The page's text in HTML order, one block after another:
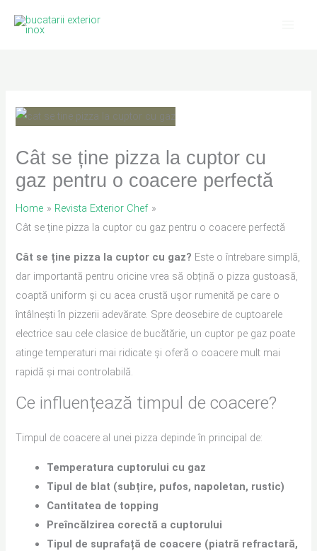
Cât se ține pizza la cuptor cu
gaz pentru o coacere perfectă
Home
Revista Exterior Chef
Cât se ține pizza la cuptor cu gaz pentru o coacere perfectă
Cât se ține pizza la cuptor cu gaz? Este o întrebare simplă,
dar importantă pentru oricine vrea să obțină o pizza gustoasă,
coaptă uniform și cu acea crustă ușor rumenită pe care o
întâlnești în pizzerii adevărate. Spre deosebire de cuptoarele
electrice sau cele clasice de bucătărie, un cuptor pe gaz poate
atinge temperaturi mai ridicate și oferă o coacere mult mai
rapidă și mai controlabilă.
Ce influențează timpul de coacere?
Timpul de coacere al unei pizza depinde în principal de:
Temperatura cuptorului cu gaz
Tipul de blat (subțire, pufos, napoletan, rustic)
Cantitatea de topping
Preîncălzirea corectă a cuptorului
Tipul de suprafață de coacere (piatră refractară,